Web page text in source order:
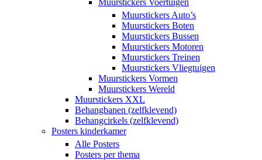
Muurstickers Voertuigen
Muurstickers Auto’s
Muurstickers Boten
Muurstickers Bussen
Muurstickers Motoren
Muurstickers Treinen
Muurstickers Vliegtuigen
Muurstickers Vormen
Muurstickers Wereld
Muurstickers XXL
Behangbanen (zelfklevend)
Behangcirkels (zelfklevend)
Posters kinderkamer
Alle Posters
Posters per thema